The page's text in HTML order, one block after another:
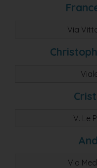
Via
V. Le
Via